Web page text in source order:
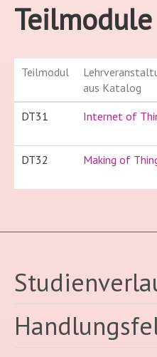
Teilmodule
Teilmodul
aus Katalog
DT31
Internet of
DT32 Making of